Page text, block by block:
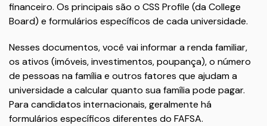
financeiro. Os principais são o CSS Profile (da College
Board) e formulários específicos de cada universidade.
Nesses documentos, você vai informar a renda familiar,
os ativos (imóveis, investimentos, poupança), o número
de pessoas na família e outros fatores que ajudam a
universidade a calcular quanto sua família pode pagar.
Para candidatos internacionais, geralmente há
formulários específicos diferentes do FAFSA.